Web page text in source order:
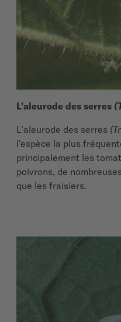
L'aleurode des serres
L'aleurode des serres
l'espèce la plus
principalement les
poivrons, de
que les fraisiers.